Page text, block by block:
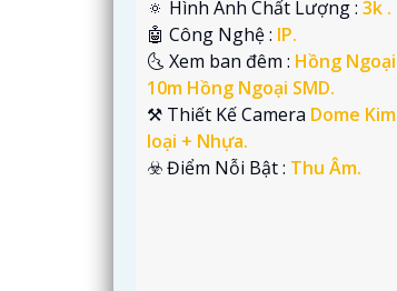
🔅 Hình Ành Chất Lượng : 3k .
🤖️ Công Nghệ : IP.
🌜 Xem ban đêm : Hồng Ngoại
10m Hồng Ngoại SMD.
⚒ Thiết Kế Camera Dome Kim
loại + Nhựa.
️☣️ Điểm Nỗi Bật : Thu Âm.